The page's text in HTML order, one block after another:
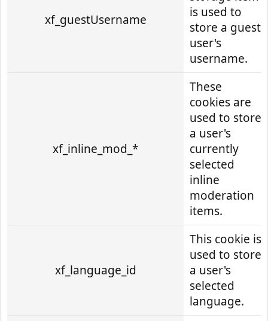
xf_guestUsername
is used to
store a guest
user's
username.
xf_inline_mod_*
These
cookies are
used to store
a user's
currently
selected
inline
moderation
items.
xf_language_id
This cookie is
used to store
a user's
selected
language.